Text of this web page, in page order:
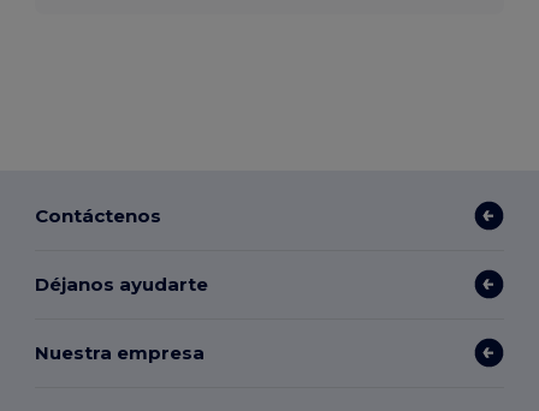
Contáctenos
Déjanos ayudarte
Nuestra empresa